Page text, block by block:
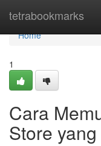
tetrabookmarks
Home
Home
1
Cara
Store